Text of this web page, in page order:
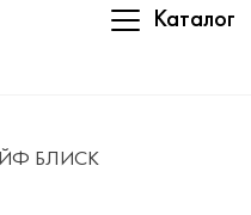
Каталог
БЛИСК